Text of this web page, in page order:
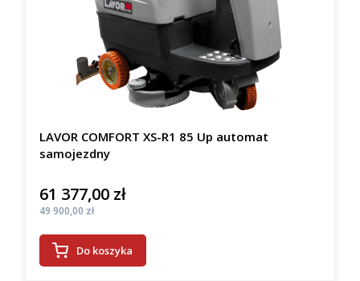
LAVOR COMFORT XS-R1 85 Up automat
samojezdny
Cena
61 377,00 zł
Cena
49 900,00 zł
Do koszyka